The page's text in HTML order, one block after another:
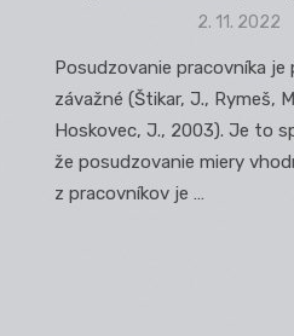
Posted
2. 11. 2022
Posudzovanie pracovníka je
závažné (Štikar, J., Rymeš,
Hoskovec, J., 2003). Je to
že posudzovanie miery
z pracovníkov je …